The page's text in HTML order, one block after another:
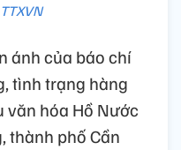
ánh của báo chí
tình trạng hàng
văn hóa Hồ Nước
thành phố Cần